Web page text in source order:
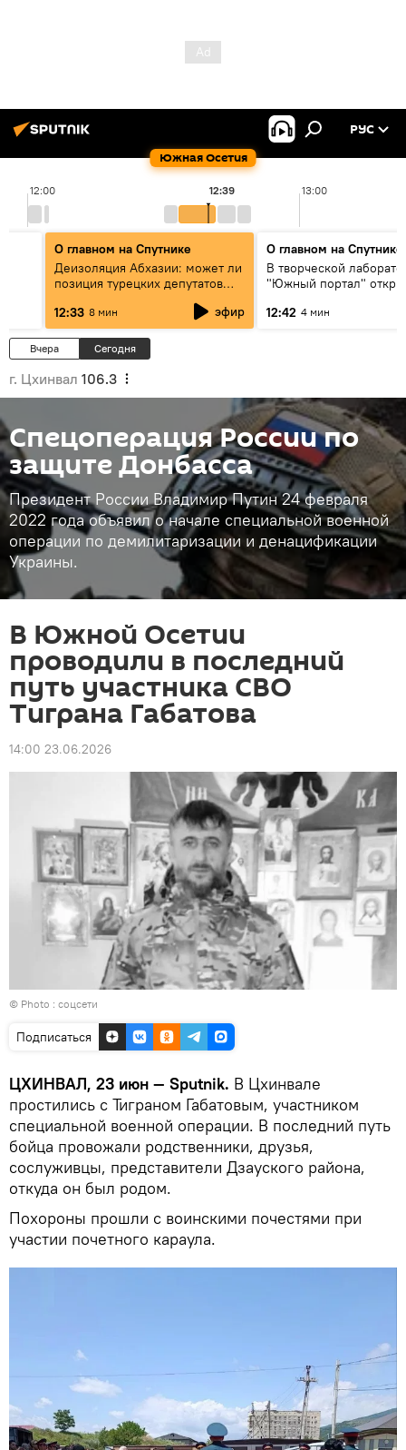
Южная Осетия
РУС
12:00 13:00
12:39
О главном на Спутнике
Деизоляция Абхазии: может ли
позиция турецких депутатов
изменить политику Анкары?
12:33 8 мин эфир
О главном на Спутнике
В творческой
"Южный портал"
Южной Осетии Хсара
12:42 4 мин
Вчера Сегодня
г. Цхинвал 106.3
Спецоперация России по
защите Донбасса
Президент России Владимир Путин 24 февраля
2022 года объявил о начале специальной военной
операции по демилитаризации и денацификации
Украины.
В Южной Осетии
проводили в последний
путь участника СВО
Тиграна Габатова
14:00 23.06.2026
© Photo : соцсети
Подписаться
ЦХИНВАЛ, 23 июн — Sputnik. В Цхинвале
простились с Тиграном Габатовым, участником
специальной военной операции. В последний путь
бойца провожали родственники, друзья,
сослуживцы, представители Дзауского района,
откуда он был родом.
Похороны прошли с воинскими почестями при
участии почетного караула.